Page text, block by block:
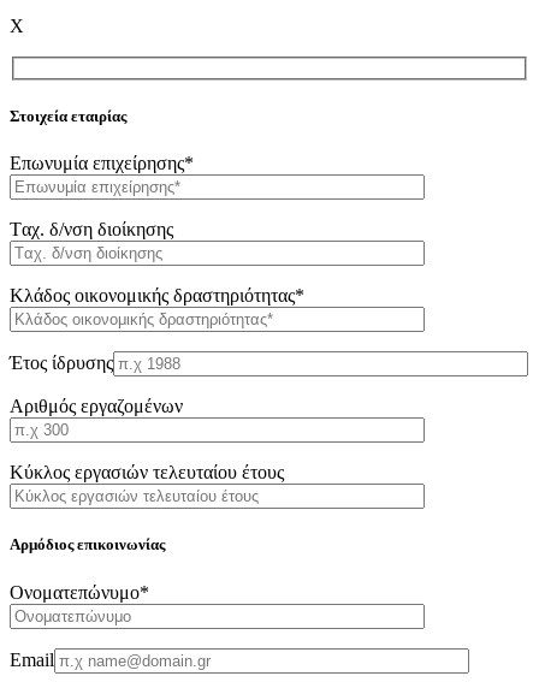
X
Στοιχεία εταιρίας
Επωνυμία επιχείρησης*
Tαχ. δ/νση διοίκησης
Κλάδος οικονομικής δραστηριότητας*
Έτος ίδρυσης
Αριθμός εργαζομένων
Κύκλος εργασιών τελευταίου έτους
Αρμόδιος επικοινωνίας
Oνοματεπώνυμο*
Email